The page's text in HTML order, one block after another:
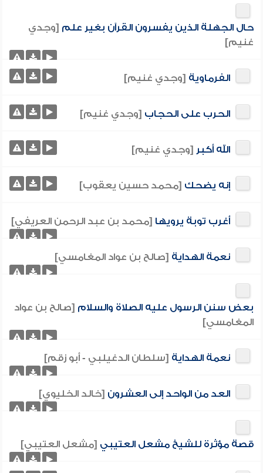
حال الجهلة الذين يفسرون القرآن بغير علم [وجدي
غنيم]
الفرماوية [وجدي غنيم]
الحرب على الحجاب [وجدي غنيم]
الله أكبر [وجدي غنيم]
إنه يضحك [محمد حسين يعقوب]
أغرب توبة يرويها [محمد بن عبد الرحمن العريفي]
نعمة الهداية [صالح بن عواد المغامسي]
بعض سنن الرسول عليه الصلاة والسلام [صالح بن عواد
المغامسي]
نعمة الهداية [سلطان الدغيلبي - أبو زقم]
العد من الواحد إلى العشرون [خالد الخليوي]
قصة مؤثرة للشيخ مشعل العتيبي [مشعل العتيبي]